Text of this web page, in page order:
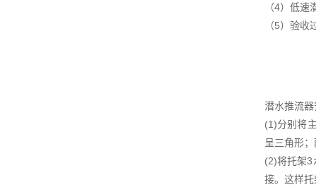
（4）低
（5）验
潜水推流
(1)分别将
呈三角形
(2)将托架3
接。这样